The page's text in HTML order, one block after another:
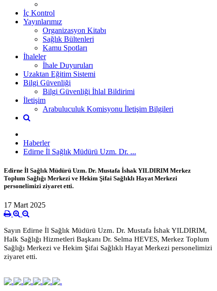
İç Kontrol
Yayınlarımız
Organizasyon Kitabı
Sağlık Bültenleri
Kamu Spotları
İhaleler
İhale Duyuruları
Uzaktan Eğitim Sistemi
Bilgi Güvenliği
Bilgi Güvenliği İhlal Bildirimi
İletişim
Arabuluculuk Komisyonu İletişim Bilgileri
Haberler
Edirne İl Sağlık Müdürü Uzm. Dr. ...
Edirne İl Sağlık Müdürü Uzm. Dr. Mustafa İshak YILDIRIM Merkez
Toplum Sağlığı Merkezi ve Hekim Şifai Sağlıklı Hayat Merkezi
personelimizi ziyaret etti.
17 Mart 2025
Sayın Edirne İl Sağlık Müdürü Uzm. Dr. Mustafa İshak YILDIRIM,
Halk Sağlığı Hizmetleri Başkanı Dr. Selma HEVES, Merkez Toplum
Sağlığı Merkezi ve Hekim Şifai Sağlıklı Hayat Merkezi personelimizi
ziyaret etti.